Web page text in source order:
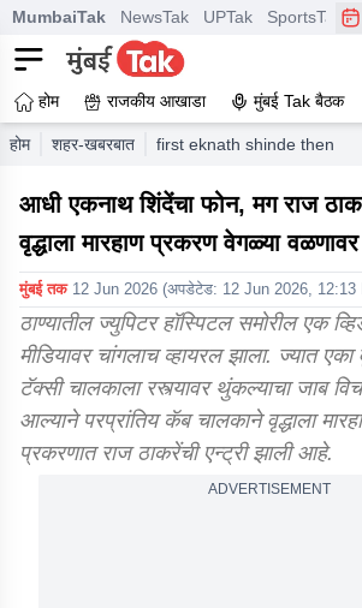
MumbaiTak NewsTak UPTak SportsTak
होम राजकीय आखाडा मुंबई Tak बैठक
होम शहर-खबरबात first eknath shinde then
आधी एकनाथ शिंदेंचा फोन, मग राज
वृद्धाला मारहाण प्रकरण वेगळ्या वळणावर
मुंबई तक 12 Jun 2026 (अपडेटेड: 12 Jun 2026, 12:13
ठाण्यातील ज्युपिटर हॉस्पिटल समोरील एक
मीडियावर चांगलाच व्हायरल झाला. ज्यात एका
टॅक्सी चालकाला रस्त्यावर थुंकल्याचा जाब
आल्याने परप्रांतिय कॅब चालकाने वृद्धाला
प्रकरणात राज ठाकरेंची एन्ट्री झाली आहे.
ADVERTISEMENT